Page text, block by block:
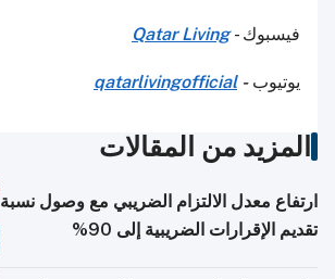
فيسبوك -Qatar Living
يوتيوب-
qatarlivingofficial
المزيد من المقالات
ارتفاع معدل الالتزام الضريبي مع وصول نسبة
تقديم الإقرارات الضريبية إلى 90%